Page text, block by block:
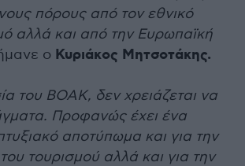
πόρους από τον εθνικό
αλλά και από την Ευρωπαϊκή
ο Κυριάκος Μητσοτάκης.
του ΒΟΑΚ, δεν χρειάζεται να
Προφανώς έχει ένα
αποτύπωμα και για την
τουρισμού αλλά και για την